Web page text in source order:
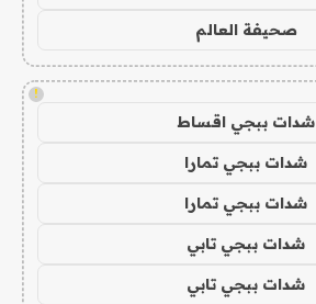
صحيفة العالم
!
شدات ببجي اقساط
شدات ببجي تمارا
شدات ببجي تمارا
شدات ببجي تابي
شدات ببجي تابي